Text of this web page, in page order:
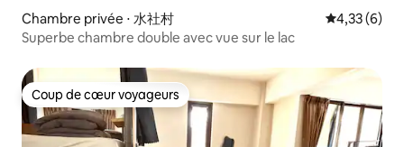
Chambre privée ⋅ 水社村 Évaluation
4,33 (6)
Superbe chambre double avec vue sur le lac
Coup de cœur voyageurs
Coup de cœur voyageurs